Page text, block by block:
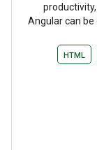
Angular can
HTML